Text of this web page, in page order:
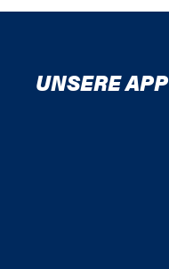
UNSERE APP